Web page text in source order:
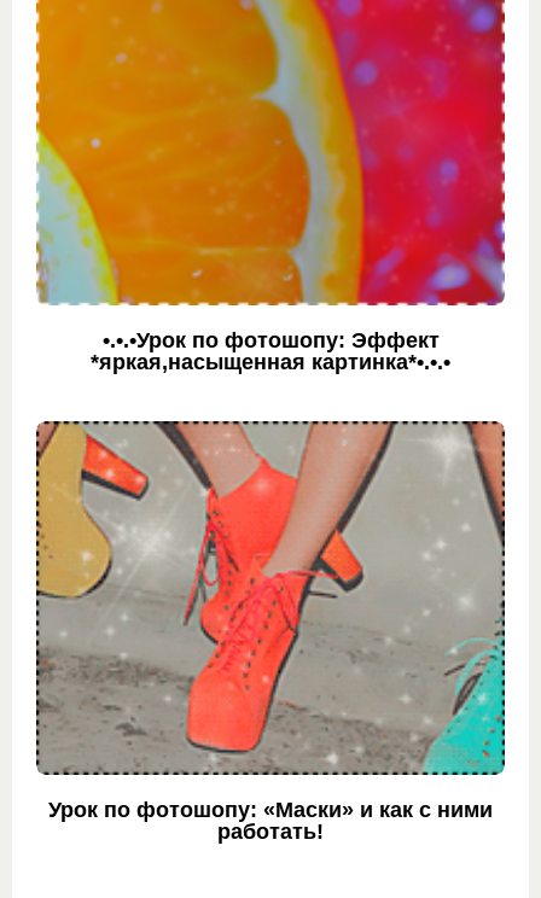
•.•.•Урок по фотошопу: Эффект
*яркая,насыщенная картинка*•.•.•
Урок по фотошопу: «Маски» и как с ними
работать!